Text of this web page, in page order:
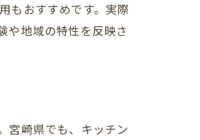
もおすすめです。実際
や地域の特性を反映さ
宮崎県でも、キッチン